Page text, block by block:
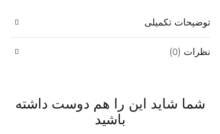
توضیحات تکمیلی
نظرات (0)
شما شاید این را هم دوست داشته
باشید